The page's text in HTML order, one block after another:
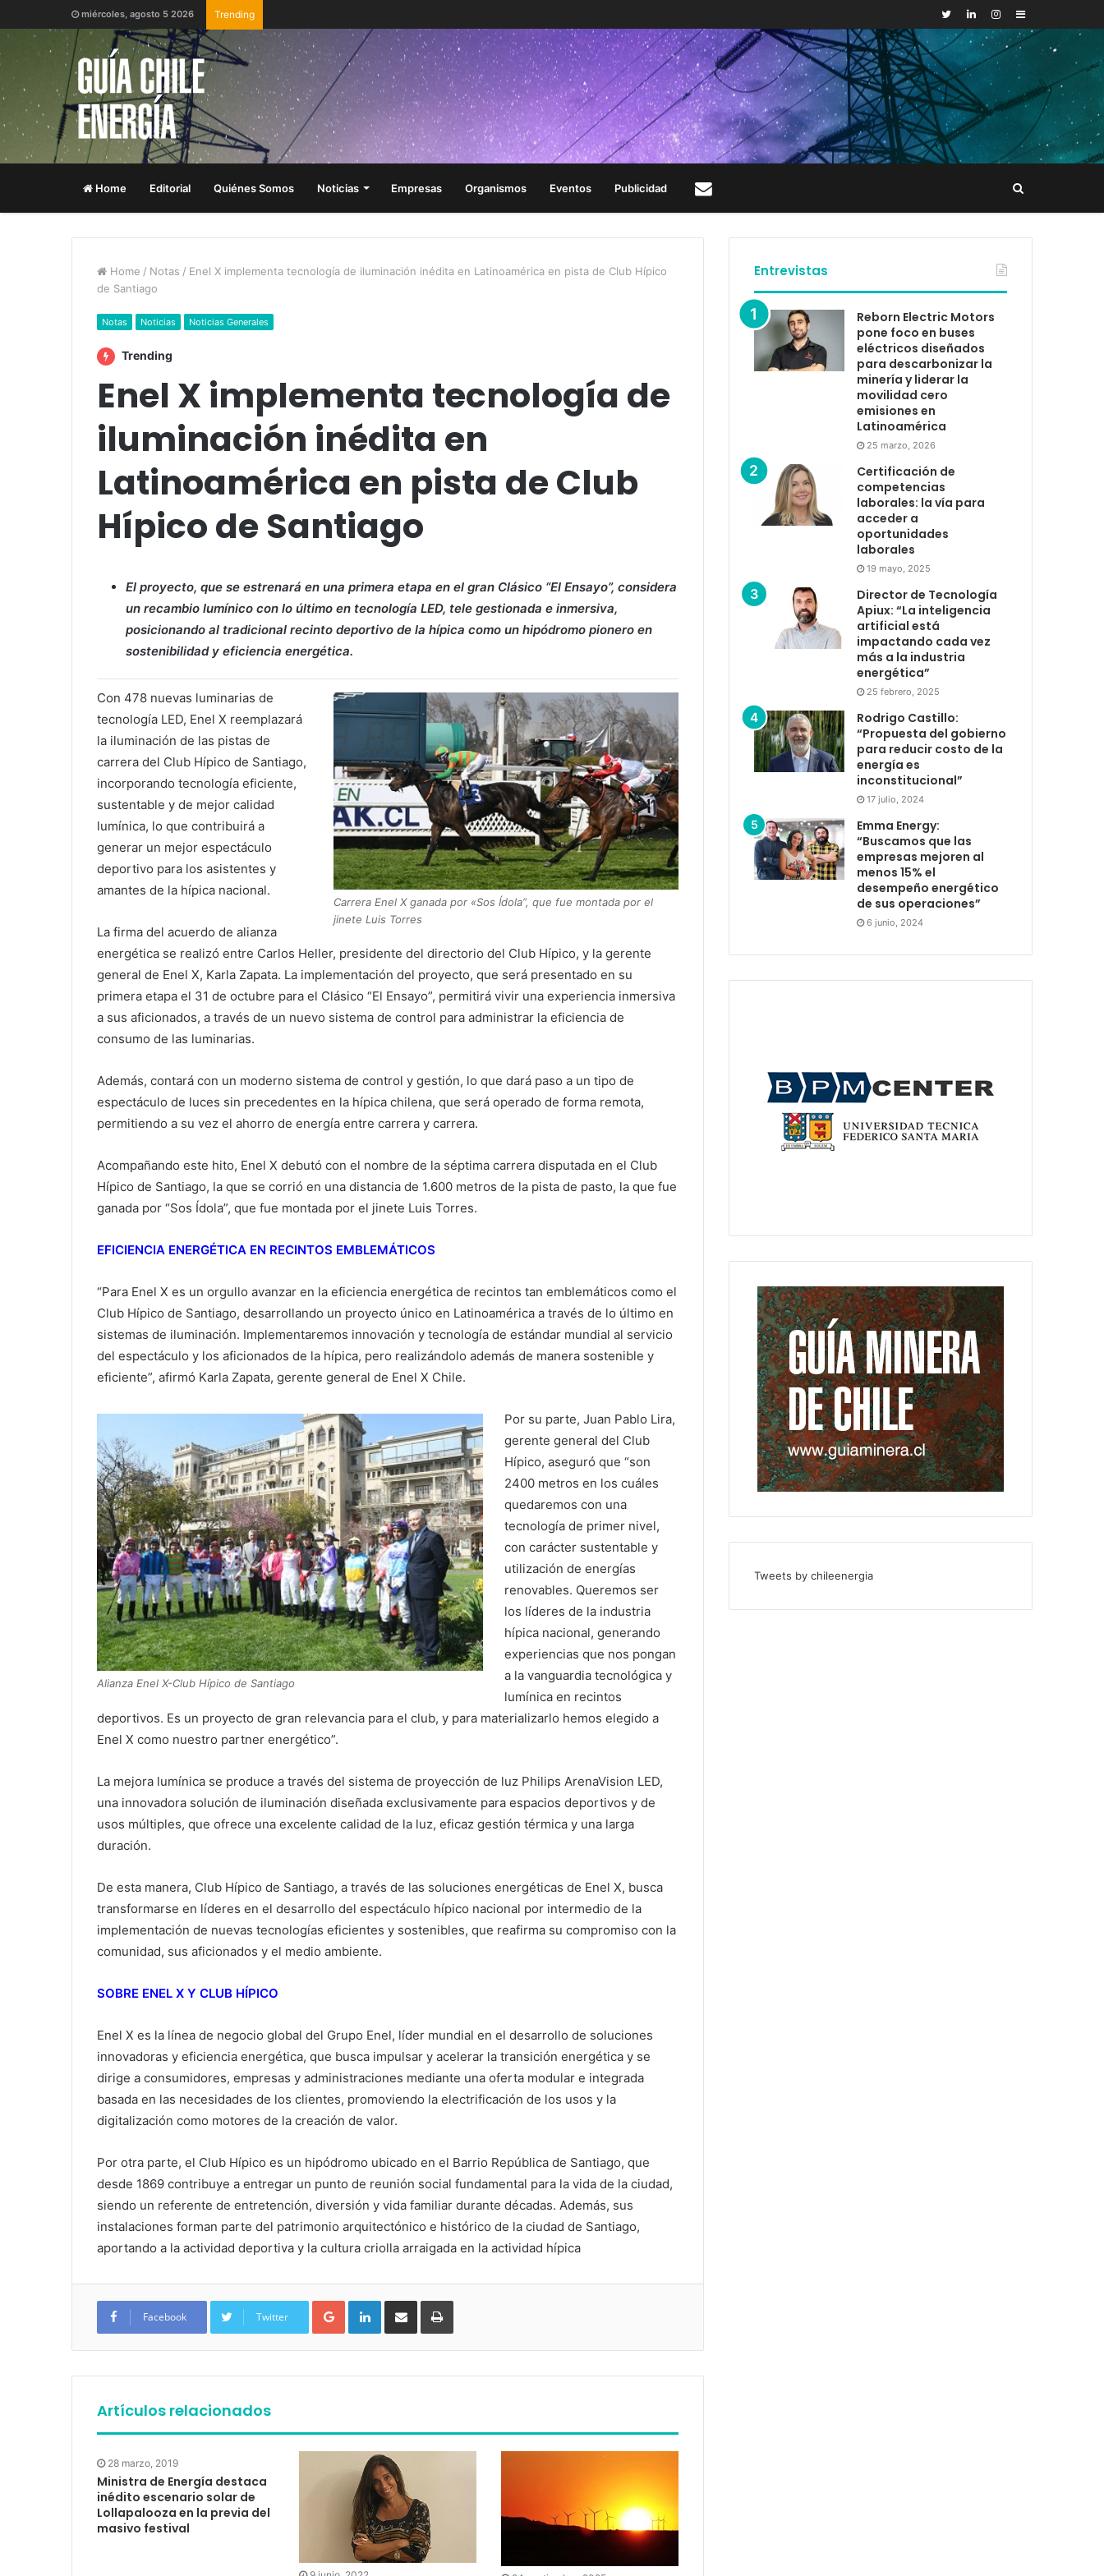
miércoles, agosto 5 2026 Trending Sidebar
Home Editorial Quiénes Somos Noticias Empresas Organismos Eventos Publicidad
Home / Notas / Enel X implementa tecnología de iluminación inédita en Latinoamérica en pista de Club Hípico
de Santiago
Notas Noticias Noticias Generales
Trending
Enel X implementa tecnología de
iluminación inédita en
Latinoamérica en pista de Club
Hípico de Santiago
El proyecto, que se estrenará en una primera etapa en el gran Clásico “El Ensayo”, considera
un recambio lumínico con lo último en tecnología LED, tele gestionada e inmersiva,
posicionando al tradicional recinto deportivo de la hípica como un hipódromo pionero en
sostenibilidad y eficiencia energética.
Carrera Enel X ganada por «Sos Ídola”, que fue montada por el
jinete Luis Torres
Con 478 nuevas luminarias de
tecnología LED, Enel X reemplazará
la iluminación de las pistas de
carrera del Club Hípico de Santiago,
incorporando tecnología eficiente,
sustentable y de mejor calidad
lumínica, lo que contribuirá a
generar un mejor espectáculo
deportivo para los asistentes y
amantes de la hípica nacional.
La firma del acuerdo de alianza
energética se realizó entre Carlos Heller, presidente del directorio del Club Hípico, y la gerente
general de Enel X, Karla Zapata. La implementación del proyecto, que será presentado en su
primera etapa el 31 de octubre para el Clásico “El Ensayo”, permitirá vivir una experiencia inmersiva
a sus aficionados, a través de un nuevo sistema de control para administrar la eficiencia de
consumo de las luminarias.
Además, contará con un moderno sistema de control y gestión, lo que dará paso a un tipo de
espectáculo de luces sin precedentes en la hípica chilena, que será operado de forma remota,
permitiendo a su vez el ahorro de energía entre carrera y carrera.
Acompañando este hito, Enel X debutó con el nombre de la séptima carrera disputada en el Club
Hípico de Santiago, la que se corrió en una distancia de 1.600 metros de la pista de pasto, la que fue
ganada por “Sos Ídola”, que fue montada por el jinete Luis Torres.
EFICIENCIA ENERGÉTICA EN RECINTOS EMBLEMÁTICOS
“Para Enel X es un orgullo avanzar en la eficiencia energética de recintos tan emblemáticos como el
Club Hípico de Santiago, desarrollando un proyecto único en Latinoamérica a través de lo último en
sistemas de iluminación. Implementaremos innovación y tecnología de estándar mundial al servicio
del espectáculo y los aficionados de la hípica, pero realizándolo además de manera sostenible y
eficiente”, afirmó Karla Zapata, gerente general de Enel X Chile.
Alianza Enel X-Club Hípico de Santiago
Por su parte, Juan Pablo Lira,
gerente general del Club
Hípico, aseguró que “son
2400 metros en los cuáles
quedaremos con una
tecnología de primer nivel,
con carácter sustentable y
utilización de energías
renovables. Queremos ser
los líderes de la industria
hípica nacional, generando
experiencias que nos pongan
a la vanguardia tecnológica y
lumínica en recintos
deportivos. Es un proyecto de gran relevancia para el club, y para materializarlo hemos elegido a
Enel X como nuestro partner energético”.
La mejora lumínica se produce a través del sistema de proyección de luz Philips ArenaVision LED,
una innovadora solución de iluminación diseñada exclusivamente para espacios deportivos y de
usos múltiples, que ofrece una excelente calidad de la luz, eficaz gestión térmica y una larga
duración.
De esta manera, Club Hípico de Santiago, a través de las soluciones energéticas de Enel X, busca
transformarse en líderes en el desarrollo del espectáculo hípico nacional por intermedio de la
implementación de nuevas tecnologías eficientes y sostenibles, que reafirma su compromiso con la
comunidad, sus aficionados y el medio ambiente.
SOBRE ENEL X Y CLUB HÍPICO
Enel X es la línea de negocio global del Grupo Enel, líder mundial en el desarrollo de soluciones
innovadoras y eficiencia energética, que busca impulsar y acelerar la transición energética y se
dirige a consumidores, empresas y administraciones mediante una oferta modular e integrada
basada en las necesidades de los clientes, promoviendo la electrificación de los usos y la
digitalización como motores de la creación de valor.
Por otra parte, el Club Hípico es un hipódromo ubicado en el Barrio República de Santiago, que
desde 1869 contribuye a entregar un punto de reunión social fundamental para la vida de la ciudad,
siendo un referente de entretención, diversión y vida familiar durante décadas. Además, sus
instalaciones forman parte del patrimonio arquitectónico e histórico de la ciudad de Santiago,
aportando a la actividad deportiva y la cultura criolla arraigada en la actividad hípica
Facebook Twitter
Google+ LinkedIn
Artículos relacionados
28 marzo, 2019
Ministra de Energía destaca
inédito escenario solar de
Lollapalooza en la previa del
masivo festival
Entrevistas
Reborn Electric Motors
pone foco en buses
eléctricos diseñados
para descarbonizar la
minería y liderar la
movilidad cero
emisiones en
Latinoamérica
25 marzo, 2026
Certificación de
competencias
laborales: la vía para
acceder a
oportunidades
laborales
19 mayo, 2025
Director de Tecnología
Apiux: “La inteligencia
artificial está
impactando cada vez
más a la industria
energética”
25 febrero, 2025
Rodrigo Castillo:
“Propuesta del gobierno
para reducir costo de la
energía es
inconstitucional”
17 julio, 2024
Emma Energy:
“Buscamos que las
empresas mejoren al
menos 15% el
desempeño energético
de sus operaciones”
6 junio, 2024
Tweets by chileenergia